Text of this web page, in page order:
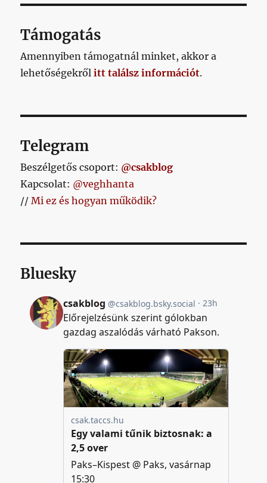
bejegyzéshez
Támogatás
Amennyiben támogatnál minket, akkor a
lehetőségekrőlitt találsz információt.
Telegram
Beszélgetős csoport: @csakblog
Kapcsolat: @veghhanta
//Mi ez és hogyan működik?
Bluesky